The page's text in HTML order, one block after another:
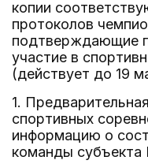
копии
протоколов
подтверждающие
участие в
(действует до 19
1.
спортивных
информацию о
команды субъекта